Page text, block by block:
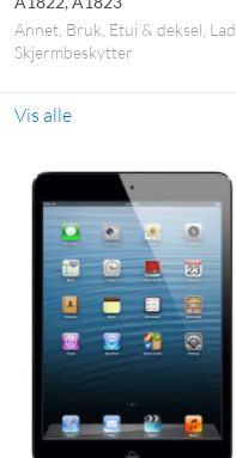
Annet Bruk Etui & deksel Lad
Skjermbeskytter
Vis alle